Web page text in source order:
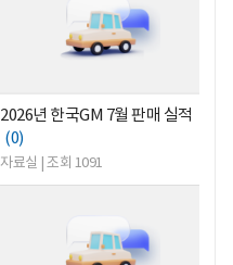
2026년 한국GM 7월 판매 실적
(0)
자료실 | 조회 1091